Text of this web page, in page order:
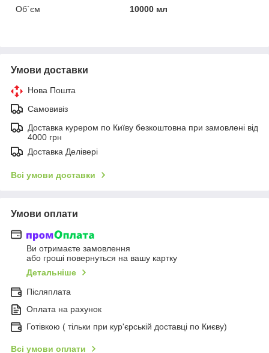
Об`єм
10000 мл
Умови доставки
Нова Пошта
Самовивіз
Доставка курером по Київу безкоштовна при замовлені від
4000 грн
Доставка Делівері
Всі умови доставки
Умови оплати
Ви отримаєте замовлення
або гроші повернуться на вашу картку
Детальніше
Післяплата
Оплата на рахунок
Готівкою ( тільки при кур'єрській доставці по Києву)
Всі умови оплати